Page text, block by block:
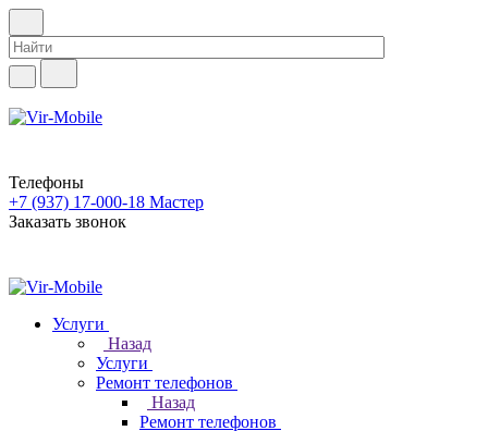
Телефоны
+7 (937) 17-000-18 Мастер
Заказать звонок
Услуги
Назад
Услуги
Ремонт телефонов
Назад
Ремонт телефонов